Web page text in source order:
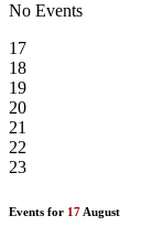
No Events
17
18
19
20
21
22
23
Events for 17August